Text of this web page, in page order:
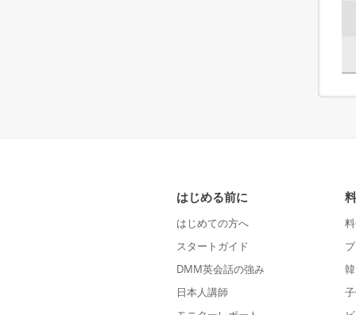
はじめる前に
はじめての方へ
スタートガイド
DMM英会話の強み
日本人講師